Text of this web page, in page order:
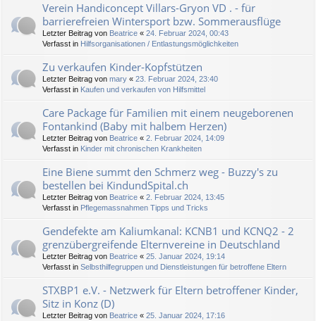
Verein Handiconcept Villars-Gryon VD . - für
barrierefreien Wintersport bzw. Sommerausflüge
Letzter Beitrag von Beatrice « 24. Februar 2024, 00:43
Verfasst in Hilfsorganisationen / Entlastungsmöglichkeiten
Zu verkaufen Kinder-Kopfstützen
Letzter Beitrag von mary « 23. Februar 2024, 23:40
Verfasst in Kaufen und verkaufen von Hilfsmittel
Care Package für Familien mit einem neugeborenen
Fontankind (Baby mit halbem Herzen)
Letzter Beitrag von Beatrice « 2. Februar 2024, 14:09
Verfasst in Kinder mit chronischen Krankheiten
Eine Biene summt den Schmerz weg - Buzzy's zu
bestellen bei KindundSpital.ch
Letzter Beitrag von Beatrice « 2. Februar 2024, 13:45
Verfasst in Pflegemassnahmen Tipps und Tricks
Gendefekte am Kaliumkanal: KCNB1 und KCNQ2 - 2
grenzübergreifende Elternvereine in Deutschland
Letzter Beitrag von Beatrice « 25. Januar 2024, 19:14
Verfasst in Selbsthilfegruppen und Dienstleistungen für betroffene Eltern
STXBP1 e.V. - Netzwerk für Eltern betroffener Kinder,
Sitz in Konz (D)
Letzter Beitrag von Beatrice « 25. Januar 2024, 17:16